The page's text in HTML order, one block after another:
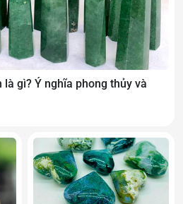
là một biến thể quý hiếm được
trong lòng đất sau hàng ngàn
một nguồn năng lượng
hoa từ thiên nhiên và đất trời,
lợi ích tích cực cơ thể con
gì? Ý nghĩa phong thủy và